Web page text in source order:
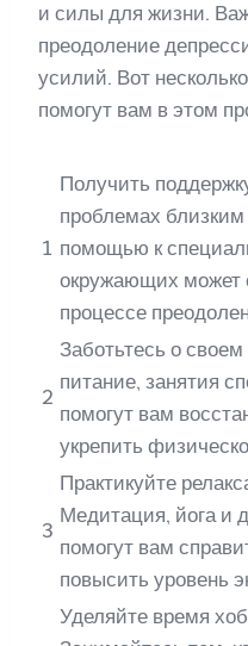
и силы для жизни.
преодоление
усилий. Вот
помогут вам в этом
1
Получить
проблемах
помощью к
окружающих может
процессе
2
Заботьтесь о
питание, занятия
помогут вам
укрепить
3
Практикуйте
Медитация, йога и
помогут вам
повысить уровень
Уделяйте время